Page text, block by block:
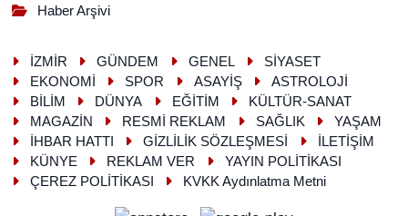
Haber Arşivi
İZMİR GÜNDEM GENEL
SİYASET
EKONOMİ
SPOR ASAYİŞ
ASTROLOJİ
BİLİM
DÜNYA EĞİTİM
KÜLTÜR-SANAT
MAGAZİN
RESMİ REKLAM SAĞLIK
YAŞAM
İHBAR HATTI
GİZLİLİK SÖZLEŞMESİ
İLETİŞİM
KÜNYE
REKLAM VER
YAYIN POLİTİKASI
ÇEREZ POLİTİKASI
KVKK Aydınlatma Metni